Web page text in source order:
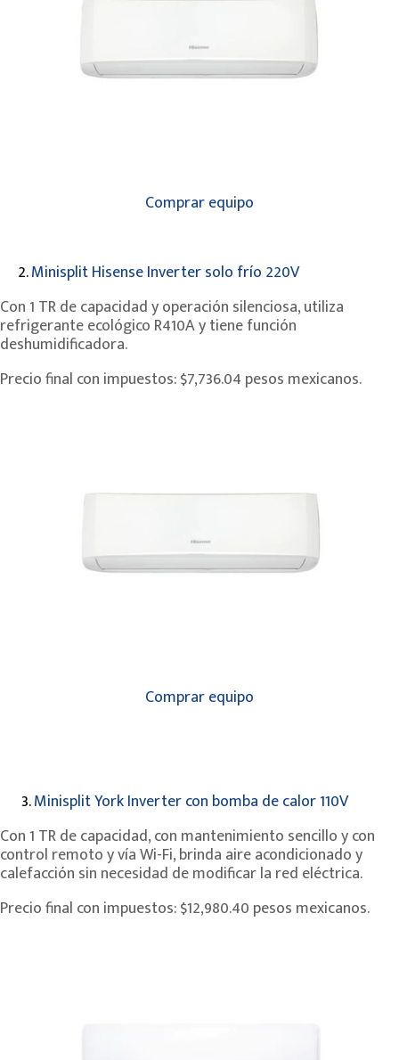
Comprar equipo
2.Minisplit Hisense Inverter solo frío 220V
Con 1 TR de capacidad y operación silenciosa, utiliza
refrigerante ecológico R410A y tiene función
deshumidificadora.
Precio final con impuestos: $7,736.04 pesos mexicanos.
Comprar equipo
3.Minisplit York Inverter con bomba de calor 110V
Con 1 TR de capacidad, con mantenimiento sencillo y con
control remoto y vía Wi-Fi, brinda aire acondicionado y
calefacción sin necesidad de modificar la red eléctrica.
Precio final con impuestos: $12,980.40 pesos mexicanos.